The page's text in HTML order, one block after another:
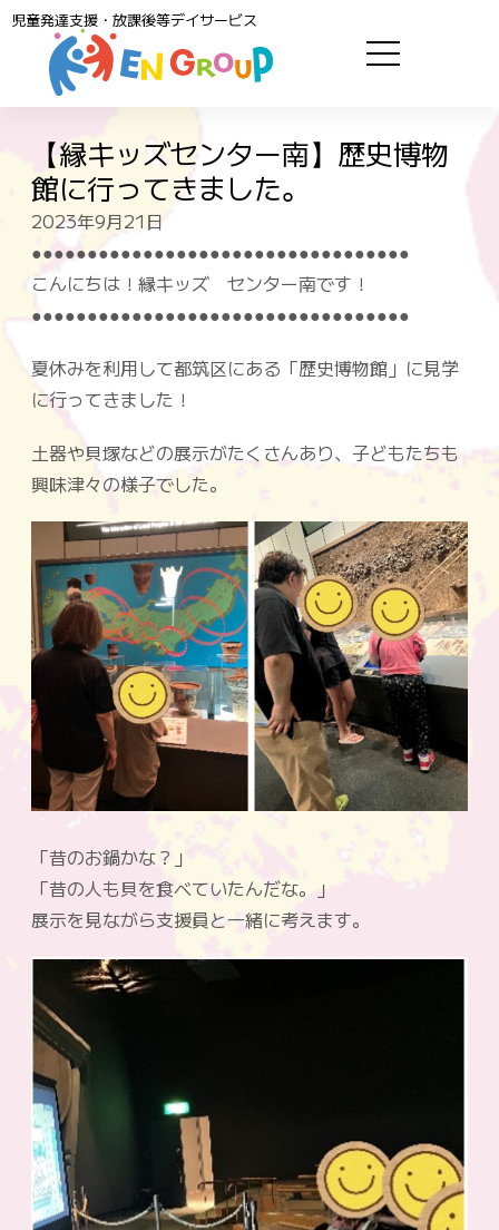
児童発達支援・放課後等デイサービス
【縁キッズセンター南】歴史博物
館に行ってきました。
2023年9月21日
●●●●●●●●●●●●●●●●●●●●●●●●●●●●●●●●●●
こんにちは！ 縁キッズ センター南です！
●●●●●●●●●●●●●●●●●●●●●●●●●●●●●●●●●●
夏休みを利用して都筑区にある 「歴史博物館」 に見学
に行ってきました！
土器や貝塚などの展示がたくさんあり、子どもたちも
興味津々の様子でした。
「昔のお鍋かな？」
「昔の人も貝を食べていたんだな。」
展示を見ながら支援員と一緒に考えます。